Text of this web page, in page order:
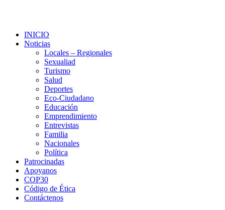
INICIO
Noticias
Locales – Regionales
Sexualiad
Turismo
Salud
Deportes
Eco-Ciudadano
Educación
Emprendimiento
Entrevistas
Familia
Nacionales
Política
Patrocinadas
Apoyanos
COP30
Código de Ética
Contáctenos